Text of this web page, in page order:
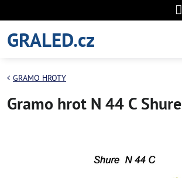
GRALED.cz
GRAMO HROTY
Gramo hrot N 44 C Shure